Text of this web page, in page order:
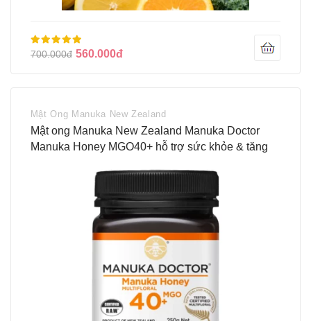
700.000đ 560.000đ
Mật Ong Manuka New Zealand
Mật ong Manuka New Zealand Manuka Doctor
Manuka Honey MGO40+ hỗ trợ sức khỏe & tăng